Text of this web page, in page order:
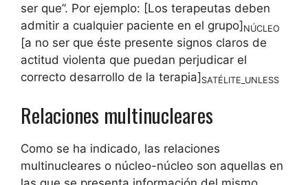
ser que”. Por ejemplo: [Los terapeutas deben
admitir a cualquier paciente en el grupo]NÚCLEO
[a no ser que éste presente signos claros de
actitud violenta que puedan perjudicar el
correcto desarrollo de la terapia]SATÉLITE_UNLESS
Relaciones multinucleares
Como se ha indicado, las relaciones
multinucleares o núcleo-núcleo son aquellas en